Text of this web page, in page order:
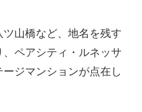
山橋など、地名を残す
ペアシティ・ルネッサ
ジマンションが点在し